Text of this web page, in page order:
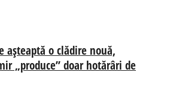
așteaptă o clădire nouă,
„produce” doar hotărâri de